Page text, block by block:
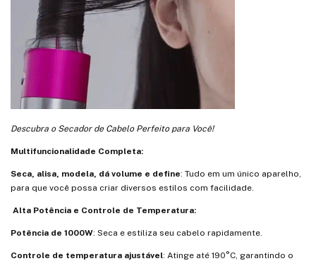
Descubra o Secador de Cabelo Perfeito para Você!
Multifuncionalidade Completa:
Seca, alisa, modela, dá volume e define: Tudo em um único aparelho,
para que você possa criar diversos estilos com facilidade.
Alta Potência e Controle de Temperatura:
Potência de 1000W: Seca e estiliza seu cabelo rapidamente.
Controle de temperatura ajustável: Atinge até 190°C, garantindo o